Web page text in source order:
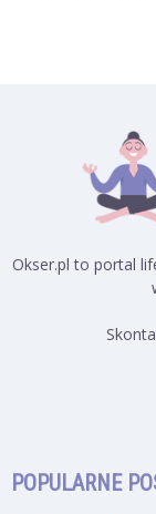
Okser.pl to portal
POPULARNE